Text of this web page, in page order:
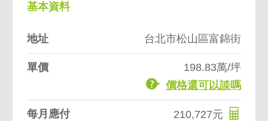
基本資料
地址 台北市松山區富錦街
單價
198.83萬/坪
價格還可以談嗎
每月應付 210,727元